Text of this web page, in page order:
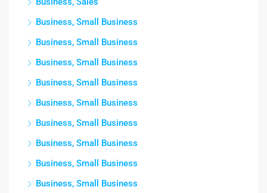
Business, Small Business
Business, Small Business
Business, Small Business
Business, Small Business
Business, Small Business
Business, Small Business
Business, Small Business
Business, Small Business
Business, Small Business